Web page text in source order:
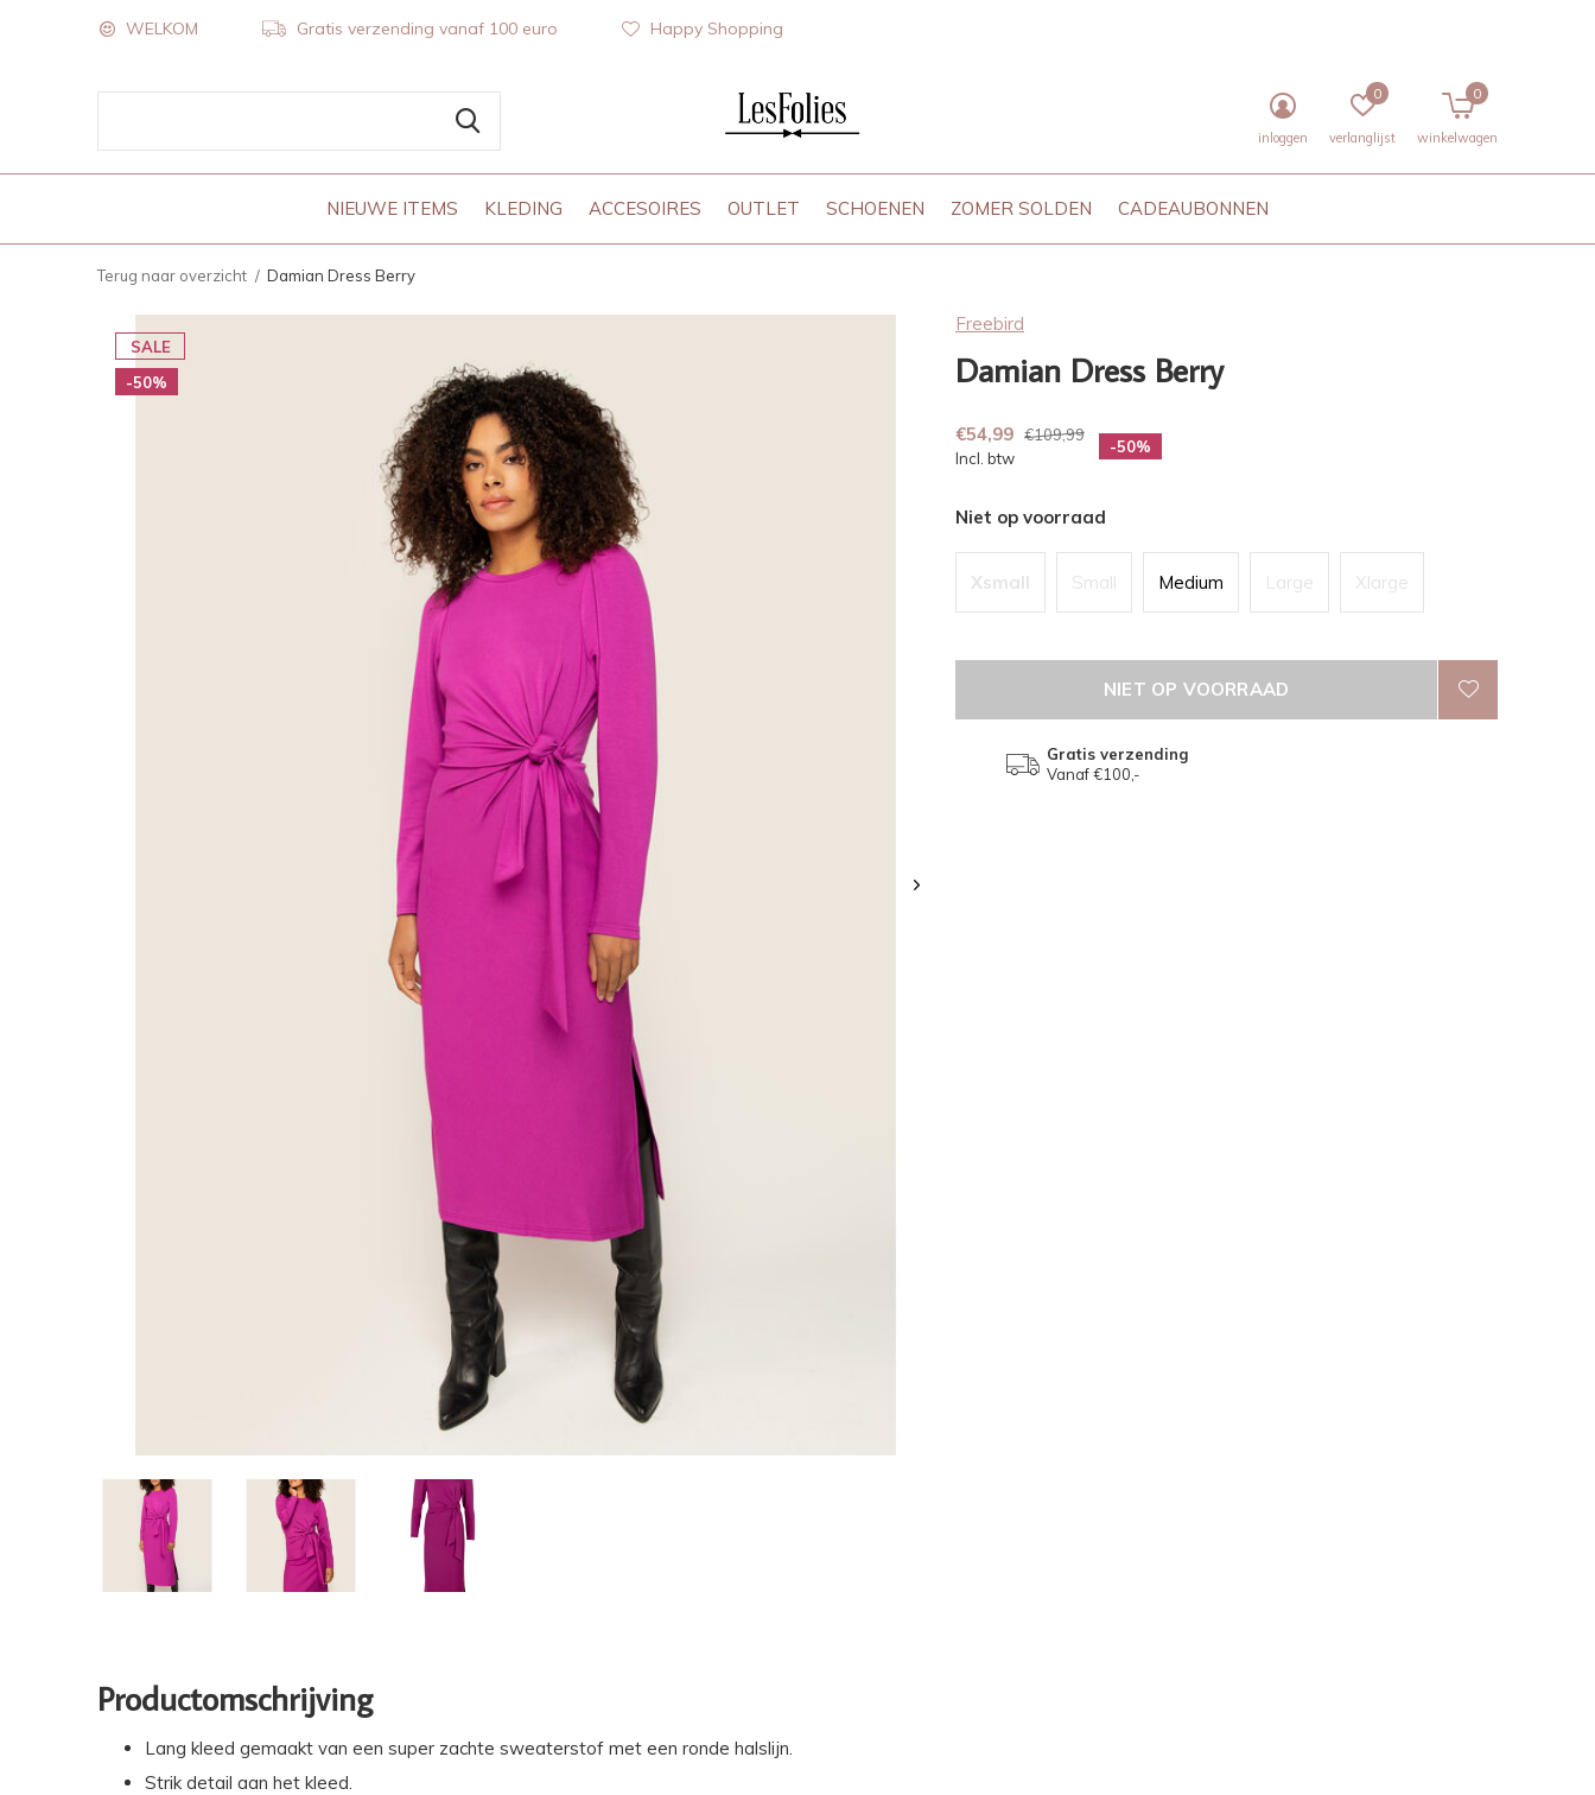
NIEUWE ITEMS KLEDING ACCESOIRES OUTLET SCHOENEN ZOMER SOLDEN CADEAUBONNEN
inloggen verlanglijst
0
winkelwagen
0
WELKOM Gratis verzending vanaf 100 euro Happy Shopping
Terug naar overzicht Damian Dress Berry
SALE
-50%
Freebird
Damian Dress Berry
€54,99 €109,99
Incl. btw
-50%
Niet op voorraad
Xsmall Small Medium Large Xlarge
NIET OP VOORRAAD
Gratis verzending
Vanaf €100,-
Productomschrijving
Lang kleed gemaakt van een super zachte sweaterstof met een ronde halslijn.
Strik detail aan het kleed.